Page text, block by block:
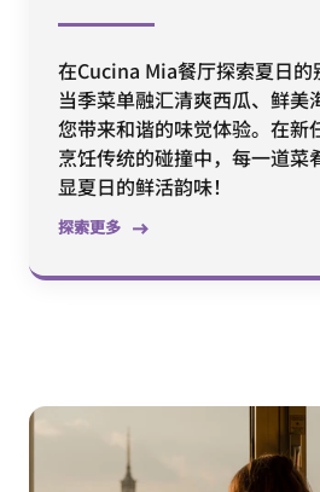
在Cucina Mia餐厅探索夏日的
当季菜单融汇清爽西瓜、鲜美
您带来和谐的味觉体验。在新
烹饪传统的碰撞中，每一道菜
显夏日的鲜活韵味！
探索更多